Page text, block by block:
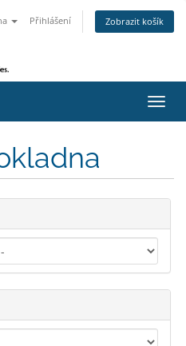
Přihlášení Zobrazit košík